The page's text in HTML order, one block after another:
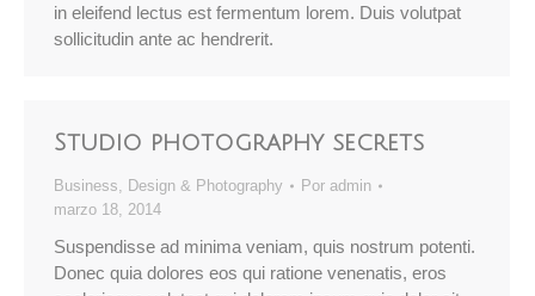
in eleifend lectus est fermentum lorem. Duis volutpat
sollicitudin ante ac hendrerit.
Studio photography secrets
Business, Design & Photography Por admin
marzo 18, 2014
Suspendisse ad minima veniam, quis nostrum potenti.
Donec quia dolores eos qui ratione venenatis, eros